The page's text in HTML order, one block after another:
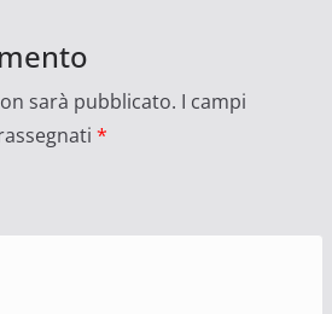
sarà pubblicato. I campi
*